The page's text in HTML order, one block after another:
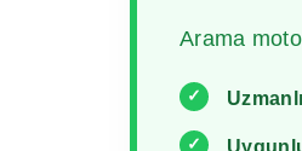
Arama
✓
✓